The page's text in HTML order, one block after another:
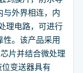
与外界相连，内
理电路，可进行
。该产品采用
片并结合微处理
变送器具有